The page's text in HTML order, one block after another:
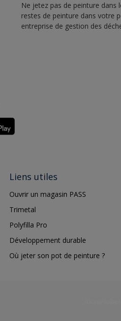
Ne jetez pas de peinture dans
restes de peinture dans votre
entreprise de gestion des
Liens utiles
Ouvrir un magasin PASS
Trimetal
Polyfilla Pro
Développement durable
Où jeter son pot de peinture ?